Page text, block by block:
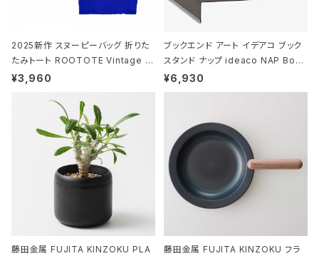
2025新作 スヌーピーバッグ 折りた
たみトート ROOTOTE Vintage P
EANUTS ROO-shopper mid 84
ド.ピーナッツ-0P 3Dグラス
¥3,960
ブックエンド アート イデアコ ブック
スタンド ナップ ideaco NAP Book
stand ブラウン
¥6,930
藤田金属 FUJITA KINZOKU PLA
藤田金属 FUJITA KINZOKU フラ